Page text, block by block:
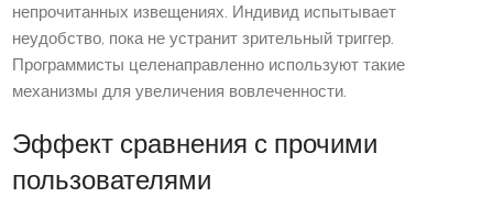
непрочитанных извещениях. Индивид испытывает
неудобство, пока не устранит зрительный триггер.
Программисты целенаправленно используют такие
механизмы для увеличения вовлеченности.
Эффект сравнения с прочими
пользователями